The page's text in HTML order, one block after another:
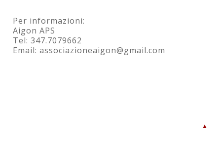
Per informazioni:
Aigon APS
Tel: 347.7079662
Email: associazioneaigon@gmail.com
▲